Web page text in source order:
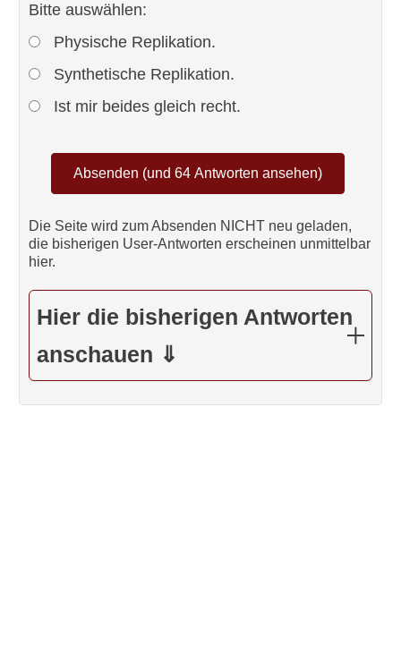
Bitte auswählen:
Physische Replikation.
Synthetische Replikation.
Ist mir beides gleich recht.
Die Seite wird zum Absenden NICHT neu geladen,
die bisherigen User-Antworten erscheinen unmittelbar
hier.
Hier die bisherigen Antworten
anschauen ⇓